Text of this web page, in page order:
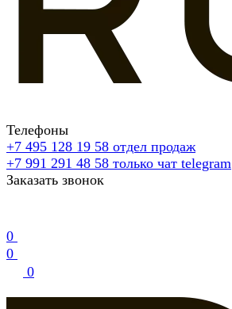
Телефоны
+7 495 128 19 58 отдел продаж
+7 991 291 48 58 только чат telegram
Заказать звонок
0
0
0